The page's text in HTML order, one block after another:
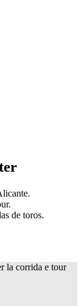
de toros.
la corrida e tour